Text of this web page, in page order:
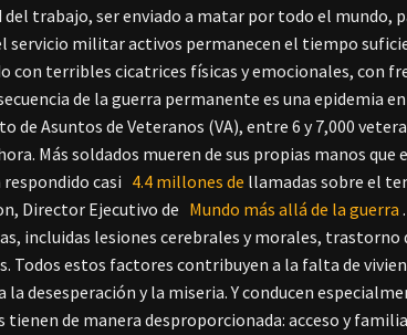
del trabajo, ser enviado a matar por todo el mundo,
servicio militar activos permanecen el tiempo
con terribles cicatrices físicas y emocionales, con
de la guerra permanente es una epidemia
de Asuntos de Veteranos (VA), entre 6 y 7,000
Más soldados mueren de sus propias manos
casi 4.4 millones de llamadas sobre el
Director Ejecutivo de Mundo más allá de la guerra
incluidas lesiones cerebrales y morales,
Todos estos factores contribuyen a la falta de
la desesperación y la miseria. Y conducen
tienen de manera desproporcionada: acceso y